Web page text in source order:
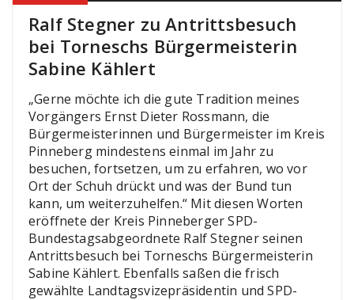
Ralf Stegner zu Antrittsbesuch
bei Torneschs Bürgermeisterin
Sabine Kählert
„Gerne möchte ich die gute Tradition meines
Vorgängers Ernst Dieter Rossmann, die
Bürgermeisterinnen und Bürgermeister im Kreis
Pinneberg mindestens einmal im Jahr zu
besuchen, fortsetzen, um zu erfahren, wo vor
Ort der Schuh drückt und was der Bund tun
kann, um weiterzuhelfen.“ Mit diesen Worten
eröffnete der Kreis Pinneberger SPD-
Bundestagsabgeordnete Ralf Stegner seinen
Antrittsbesuch bei Torneschs Bürgermeisterin
Sabine Kählert. Ebenfalls saßen die frisch
gewählte Landtagsvizepräsidentin und SPD-